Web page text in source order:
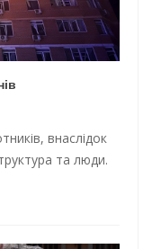
внаслідок
та люди.